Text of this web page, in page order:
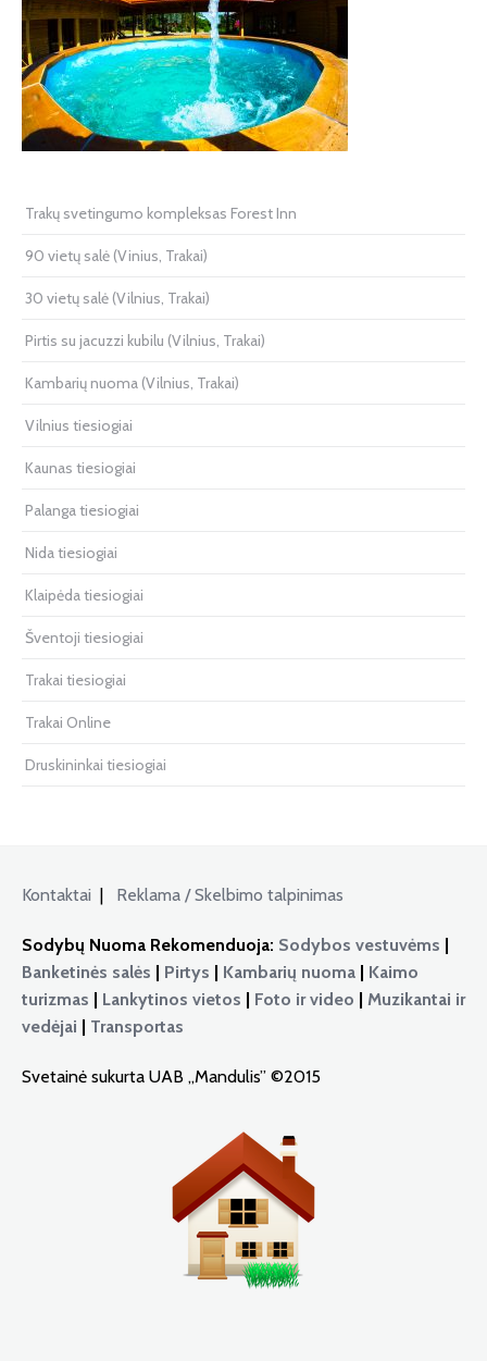
Trakų svetingumo kompleksas Forest Inn
90 vietų salė (Vinius, Trakai)
30 vietų salė (Vilnius, Trakai)
Pirtis su jacuzzi kubilu (Vilnius, Trakai)
Kambarių nuoma (Vilnius, Trakai)
Vilnius tiesiogiai
Kaunas tiesiogiai
Palanga tiesiogiai
Nida tiesiogiai
Klaipėda tiesiogiai
Šventoji tiesiogiai
Trakai tiesiogiai
Trakai Online
Druskininkai tiesiogiai
Kontaktai Reklama / Skelbimo talpinimas
Sodybų Nuoma Rekomenduoja: Sodybos vestuvėms |
Banketinės salės | Pirtys | Kambarių nuoma | Kaimo
turizmas | Lankytinos vietos | Foto ir video | Muzikantai ir
vedėjai | Transportas
Svetainė sukurta UAB „Mandulis” ©2015